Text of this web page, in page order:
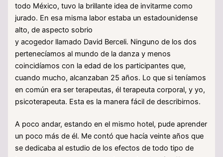
todo México, tuvo la brillante idea de invitarme como
jurado. En esa misma labor estaba un estadounidense
alto, de aspecto sobrio
y acogedor llamado David Berceli. Ninguno de los dos
pertenecíamos al mundo de la danza y menos
coincidíamos con la edad de los participantes que,
cuando mucho, alcanzaban 25 años. Lo que si teníamos
en común era ser terapeutas, él terapeuta corporal, y yo,
psicoterapeuta. Esta es la manera fácil de describirnos.
A poco andar, estando en el mismo hotel, pude aprender
un poco más de él. Me contó que hacía veinte años que
se dedicaba al estudio de los efectos de todo tipo de